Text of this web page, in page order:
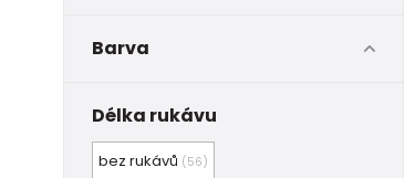
Barva
Délka rukávu
bez rukávů (56)